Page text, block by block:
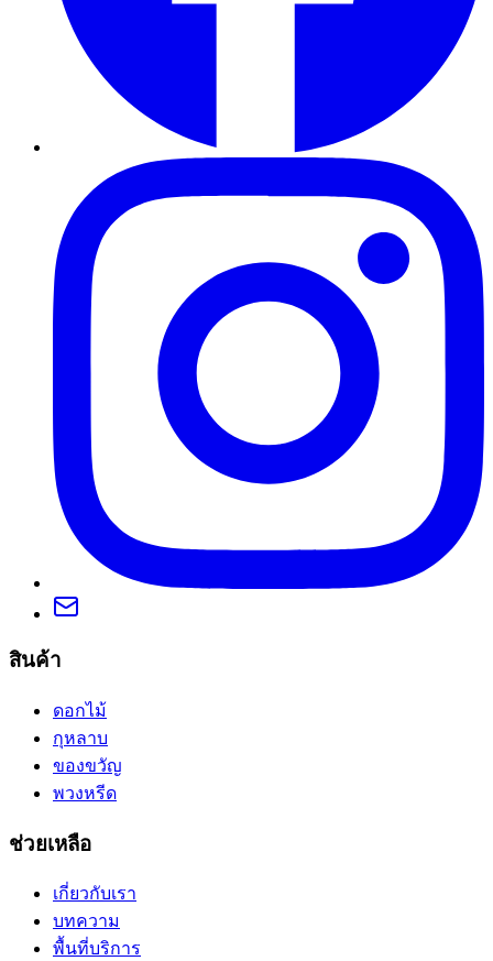
สินค้า
ดอกไม้
กุหลาบ
ของขวัญ
พวงหรีด
ช่วยเหลือ
เกี่ยวกับเรา
บทความ
พื้นที่บริการ